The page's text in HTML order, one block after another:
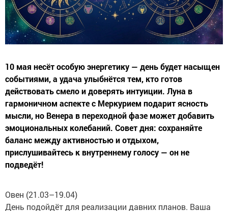
10 мая несёт особую энергетику — день будет насыщен
событиями, а удача улыбнётся тем, кто готов
действовать смело и доверять интуиции. Луна в
гармоничном аспекте с Меркурием подарит ясность
мысли, но Венера в переходной фазе может добавить
эмоциональных колебаний. Совет дня: сохраняйте
баланс между активностью и отдыхом,
прислушивайтесь к внутреннему голосу — он не
подведёт!
Овен (21.03–19.04)
День подойдёт для реализации давних планов. Ваша